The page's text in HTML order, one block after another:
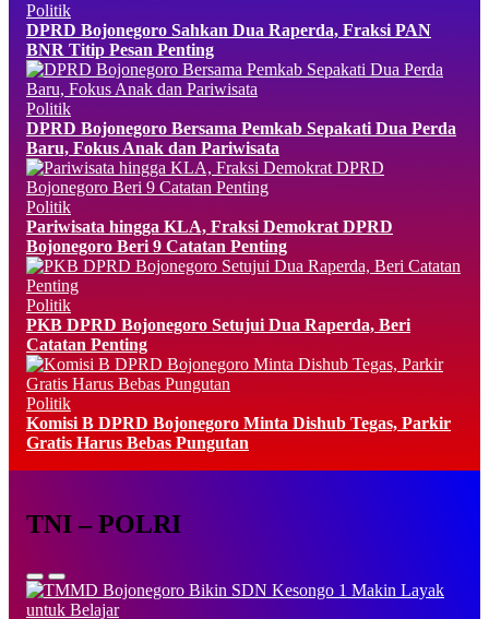
Politik
DPRD Bojonegoro Sahkan Dua Raperda, Fraksi PAN
BNR Titip Pesan Penting
Politik
DPRD Bojonegoro Bersama Pemkab Sepakati Dua Perda
Baru, Fokus Anak dan Pariwisata
Politik
Pariwisata hingga KLA, Fraksi Demokrat DPRD
Bojonegoro Beri 9 Catatan Penting
Politik
PKB DPRD Bojonegoro Setujui Dua Raperda, Beri
Catatan Penting
Politik
Komisi B DPRD Bojonegoro Minta Dishub Tegas, Parkir
Gratis Harus Bebas Pungutan
TNI – POLRI